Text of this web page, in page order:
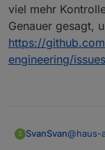
viel mehr
Genauer gesagt,
https://
engineering/
S SvanSvan@haus-